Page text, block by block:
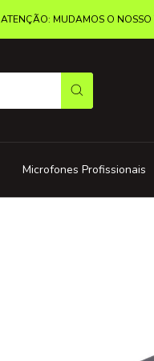
ATENÇÃO: MUDAMOS O NOSSO
Microfones Profissionais